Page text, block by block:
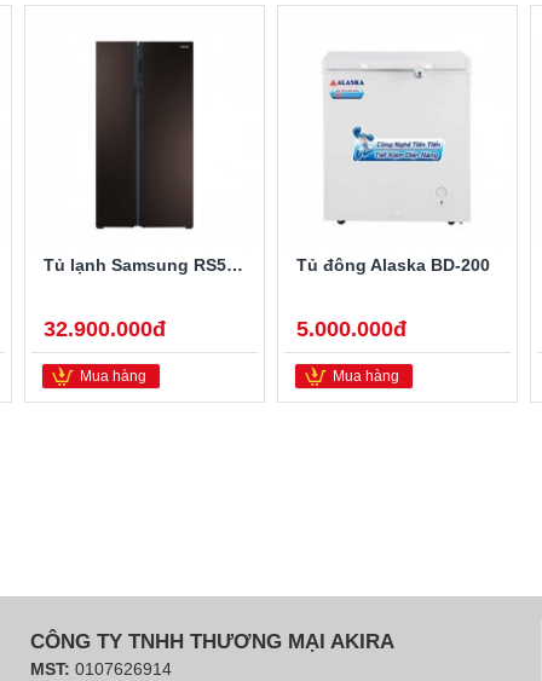
Tủ lạnh Samsung RS552NRUA9M/SV 548 lít
32.900.000đ
Mua hàng
Tủ đông Alaska BD-200
5.000.000đ
Mua hàng
CÔNG TY TNHH THƯƠNG MẠI AKIRA
MST: 0107626914